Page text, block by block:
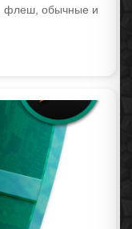
флеш, обычные и